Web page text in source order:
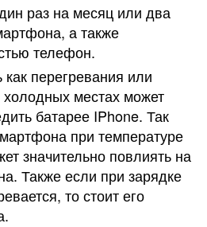
раз на месяц или два
а также
телефон.
перегревания или
местах может
батарее IPhone. Так
при температуре
значительно повлиять на
Также если при зарядке
то стоит его